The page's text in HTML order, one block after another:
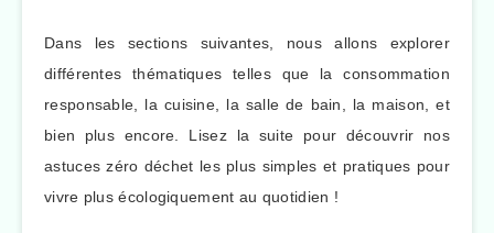
Dans les sections suivantes, nous allons explorer
différentes thématiques telles que la consommation
responsable, la cuisine, la salle de bain, la maison, et
bien plus encore. Lisez la suite pour découvrir nos
astuces zéro déchet les plus simples et pratiques pour
vivre plus écologiquement au quotidien !